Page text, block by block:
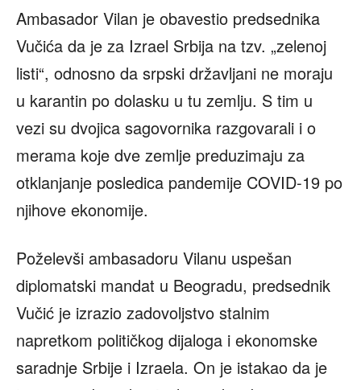
Ambasador Vilan je obavestio predsednika
Vučića da je za Izrael Srbija na tzv. „zelenoj
listi“, odnosno da srpski državljani ne moraju
u karantin po dolasku u tu zemlju. S tim u
vezi su dvojica sagovornika razgovarali i o
merama koje dve zemlje preduzimaju za
otklanjanje posledica pandemije COVID-19 po
njihove ekonomije.
Poželevši ambasadoru Vilanu uspešan
diplomatski mandat u Beogradu, predsednik
Vučić je izrazio zadovoljstvo stalnim
napretkom političkog dijaloga i ekonomske
saradnje Srbije i Izraela. On je istakao da je